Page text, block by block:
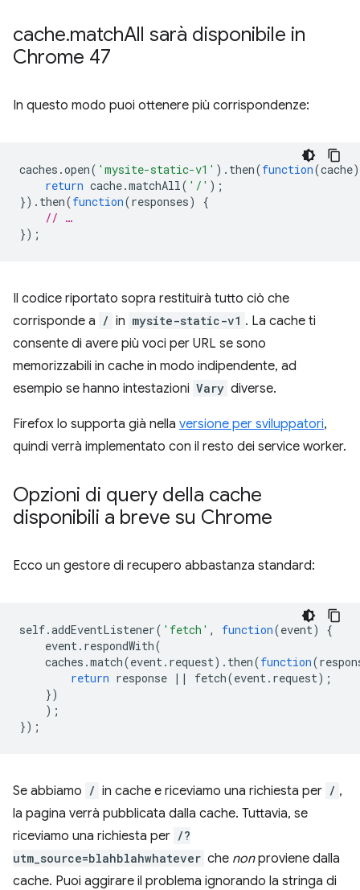
cache.matchAll sarà disponibile in
Chrome 47
In questo modo puoi ottenere più corrispondenze:
caches .open( 'mysite-static-v1' ). then(function(cache)
return cache.matchAll( '/' );
}). then(function(responses)
{
// …
});
Il codice riportato sopra restituirà tutto ciò che
corrisponde a / in mysite-static-v1 . La cache ti
consente di avere più voci per URL se sono
memorizzabili in cache in modo indipendente, ad
esempio se hanno intestazioni Vary diverse.
Firefox lo supporta già nella versione per sviluppatori,
quindi verrà implementato con il resto dei service worker.
Opzioni di query della cache
disponibili a breve su Chrome
Ecco un gestore di recupero abbastanza standard:
self.addEventListener( 'fetch' , function(event)
{
event. respondWith(
caches .match(event. request). then(function(
return response || fetch(event. request);
})
);
});
Se abbiamo / in cache e riceviamo una richiesta per / ,
la pagina verrà pubblicata dalla cache. Tuttavia, se
riceviamo una richiesta per /?
utm_source=blahblahwhatever che nonproviene dalla
cache. Puoi aggirare il problema ignorando la stringa di